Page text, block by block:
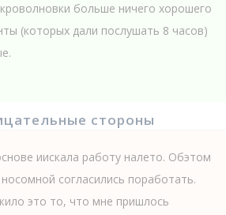
больше ничего хорошего
(которых дали послушать 8 часов)
стороны
иискала работу налето. Обэтом
согласились поработать.
это то, что мне пришлось